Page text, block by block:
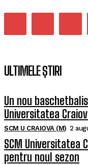
ULTIMELE ȘTIRI
Un nou
Universitatea
SCM U CRAIOVA (M) 2
SCM Universitatea
pentru noul sezon